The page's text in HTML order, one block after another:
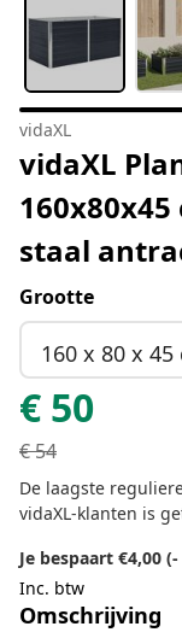
vidaXL
vidaXL
staal
Grootte
160 x 80 x 45
€ 50
€54
De laagste
vidaXL-klanten is
Je bespaart €4,00
Inc. btw
Omschrijving